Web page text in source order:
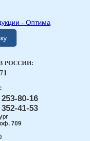
253-80-16
352-41-53
709
РОССИИ: